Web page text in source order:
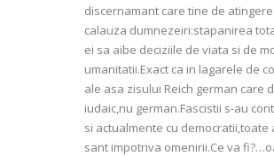
discernamant care tine de
calauza dumnezeiri:stapanirea
ei sa aibe deciziile de viata si de
umanitatii.Exact ca in lagarele de
ale asa zisului Reich german care
iudaic,nu german.Fascistii s-au
si actualmente cu democratii,toate
sant impotriva omenirii.Ce va